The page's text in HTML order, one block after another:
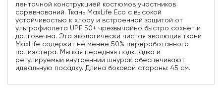
ленточной конструкцией костюмов участников
соревнований. Ткань MaxLife Eco с высокой
устойчивостью к хлору и встроенной защитой от
ультрафиолета UPF 50+ чрезвычайно быстро сохнет и
долговечна. Эта экологически чистая эволюция ткани
MaxLife содержит не менее 50% переработанного
полиэстера. Мягкая передняя подкладка и
регулируемый внутренний шнурок обеспечивают
идеальную посадку. Длина боковой стороны: 45 см.